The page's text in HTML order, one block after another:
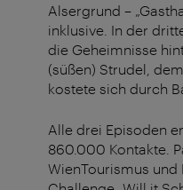
Alsergrund –
inklusive. In der
die Geheimnisse
(süßen) Strudel,
kostete sich durch
Alle drei Episoden
860.000 Kontakte.
WienTourismus und